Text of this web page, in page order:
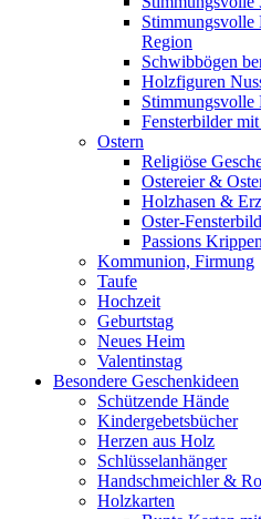
Stimmungsvolle
Region
Schwibbögen
Holzfiguren
Stimmungsvolle
Fensterbilder
Ostern
Religiöse
Ostereier &
Holzhasen &
Oster-
Passions Krippen
Kommunion, Firmung
Taufe
Hochzeit
Geburtstag
Neues Heim
Valentinstag
Besondere Geschenkideen
Schützende Hände
Kindergebetsbücher
Herzen aus Holz
Schlüsselanhänger
Handschmeichler &
Holzkarten